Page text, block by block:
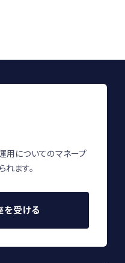
用についてのマネープ
ます。
を受ける